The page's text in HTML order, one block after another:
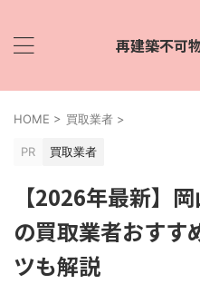
再建築不可
HOME > 買取業者 >
PR 買取業者
【2026年最新】
の買取業者おすす
ツも解説